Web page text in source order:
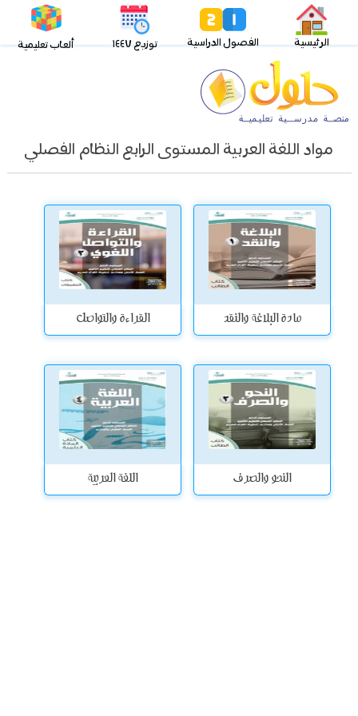
الرئيسية الفصول الدراسية توزيع ١٤٤٧ ألعاب تعليمية
مواد اللغة العربية المستوى الرابع النظام الفصلي
مادة البلاغة والنقد القراءة والتواصل
النحو والصرف اللغة العربية